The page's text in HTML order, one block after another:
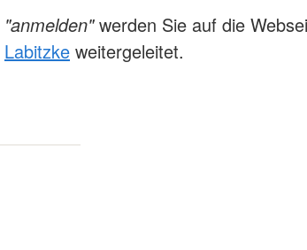
"anmelden"werden Sie auf die
Labitzke weitergeleitet.